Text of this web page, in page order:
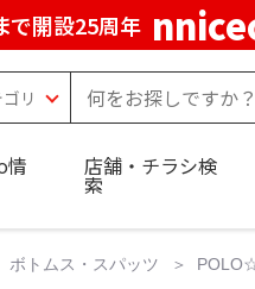
で開設25周年
情 店舗・チラシ検
索
ボトムス・スパッツ